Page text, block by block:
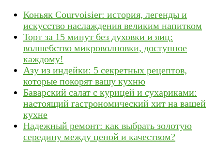
Коньяк Courvoisier: история, легенды и
искусство наслаждения великим напитком
Торт за 15 минут без духовки и яиц:
волшебство микроволновки, доступное
каждому!
Азу из индейки: 5 секретных рецептов,
которые покорят вашу кухню
Баварский салат с курицей и сухариками:
настоящий гастрономический хит на вашей
кухне
Надежный ремонт: как выбрать золотую
середину между ценой и качеством?